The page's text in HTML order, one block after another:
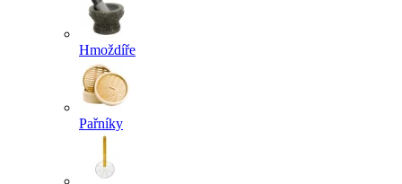
Hmoždíře
Pařníky